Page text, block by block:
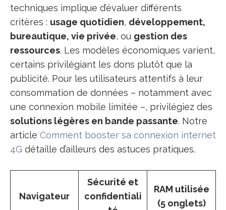
techniques implique d’évaluer différents
critères : usage quotidien, développement,
bureautique, vie privée, ou gestion des
ressources. Les modèles économiques varient,
certains privilégiant les dons plutôt que la
publicité. Pour les utilisateurs attentifs à leur
consommation de données – notamment avec
une connexion mobile limitée –, privilégiez des
solutions légères en bande passante. Notre
article Comment booster sa connexion internet
4G détaille d’ailleurs des astuces pratiques.
Navigateur
Sécurité et
confidentiali
RAM utilisée
(5 onglets)